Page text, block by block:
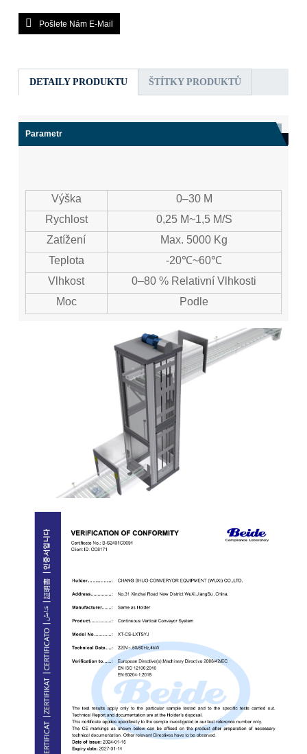
Pošlete Nám E-Mail
DETAILY PRODUKTU ŠTÍTKY PRODUKTŮ
Parametr
Výška
0–30 M
Rychlost
0,25 M~1,5 M/s
Zatížení
Max. 5000 Kg
Teplota
-20℃~60℃
Vlhkost
0–80 % Relativní Vlhkosti
Moc
Podle